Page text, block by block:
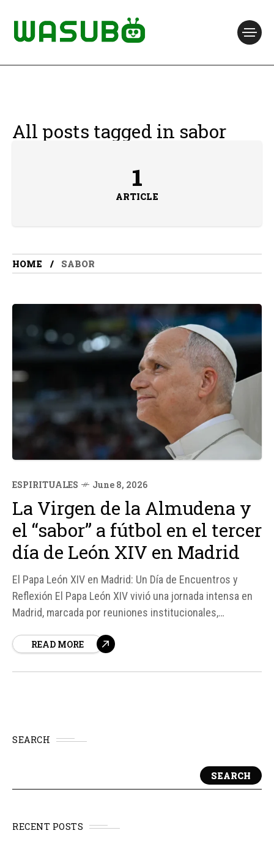
All posts tagged in sabor
1
ARTICLE
HOME SABOR
ESPIRITUALES June 8, 2026
La Virgen de la Almudena y
el “sabor” a fútbol en el tercer
día de León XIV en Madrid
El Papa León XIV en Madrid: Un Día de Encuentros y
Reflexión El Papa León XIV vivió una jornada intensa en
Madrid, marcada por reuniones institucionales,
con la comunidad diocesana. Según fuentes, la jornada
READ MORE
SEARCH
SEARCH
RECENT POSTS